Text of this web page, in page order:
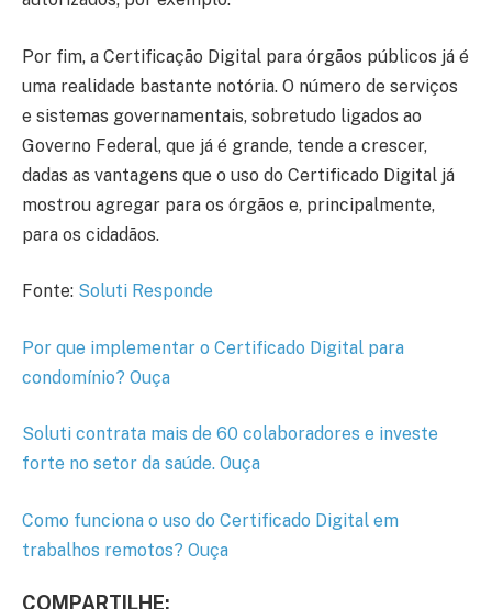
Por fim, a Certificação Digital para órgãos públicos já é
uma realidade bastante notória. O número de serviços
e sistemas governamentais, sobretudo ligados ao
Governo Federal, que já é grande, tende a crescer,
dadas as vantagens que o uso do Certificado Digital já
mostrou agregar para os órgãos e, principalmente,
para os cidadãos.
Fonte: Soluti Responde
Por que implementar o Certificado Digital para
condomínio? Ouça
Soluti contrata mais de 60 colaboradores e investe
forte no setor da saúde. Ouça
Como funciona o uso do Certificado Digital em
trabalhos remotos? Ouça
COMPARTILHE: